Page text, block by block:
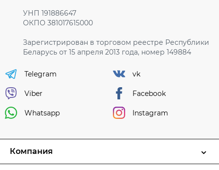
УНП 191886647
ОКПО 381017615000
Зарегистрирован в торговом реестре Республики
Беларусь от 15 апреля 2013 года, номер 149884
Telegram
Viber
Whatsapp
vk
Facebook
Instagram
Компания